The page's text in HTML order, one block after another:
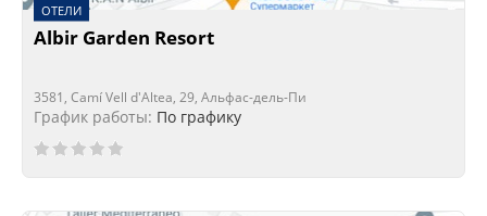
ОТЕЛИ
Albir Garden Resort
3581, Camí Vell d'Altea, 29, Альфас-дель-Пи
График работы: По графику